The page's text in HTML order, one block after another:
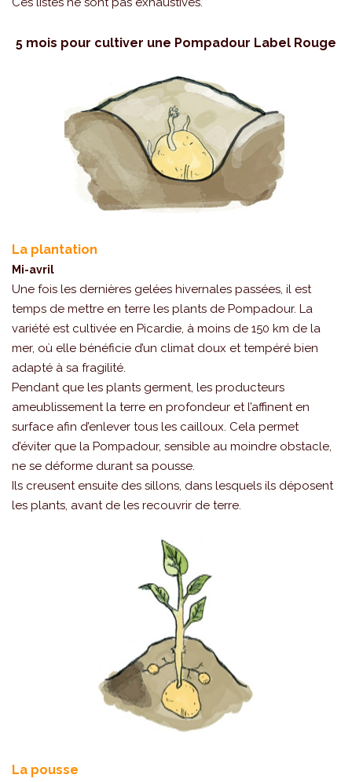
5 mois pour cultiver une Pompadour Label Rouge
La plantation
Mi-avril
Une fois les dernières gelées hivernales passées, il est
temps de mettre en terre les plants de Pompadour. La
variété est cultivée en Picardie, à moins de 150 km de la
mer, où elle bénéficie d’un climat doux et tempéré bien
adapté à sa fragilité.
Pendant que les plants germent, les producteurs
ameublissement la terre en profondeur et l’affinent en
surface afin d’enlever tous les cailloux. Cela permet
d’éviter que la Pompadour, sensible au moindre obstacle,
ne se déforme durant sa pousse.
Ils creusent ensuite des sillons, dans lesquels ils déposent
les plants, avant de les recouvrir de terre.
La pousse